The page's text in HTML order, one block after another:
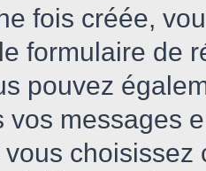
fois créée,
formulaire de
pouvez
vos messages